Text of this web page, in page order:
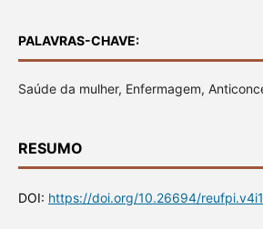
PALAVRAS-CHAVE:
Saúde da mulher, Enfermagem,
RESUMO
DOI: https://doi.org/10.26694/